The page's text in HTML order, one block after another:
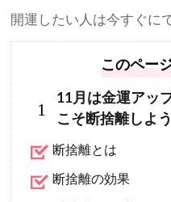
開運したい人は今すぐに
このペー
1
11月は金運アッ
こそ断捨離しよう
断捨離とは
断捨離の効果